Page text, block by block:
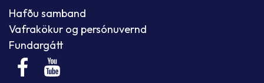
Hafðu samband
Vafrakökur og persónuvernd
Fundargátt